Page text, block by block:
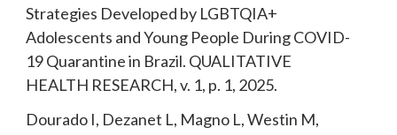
Strategies Developed by LGBTQIA+
Adolescents and Young People During COVID-
19 Quarantine in Brazil. QUALITATIVE
HEALTH RESEARCH, v. 1, p. 1, 2025.
Dourado I, Dezanet L, Magno L, Westin M,